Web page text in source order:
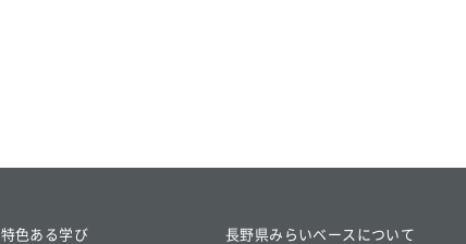
特色ある学び
長野県みらいベースについて